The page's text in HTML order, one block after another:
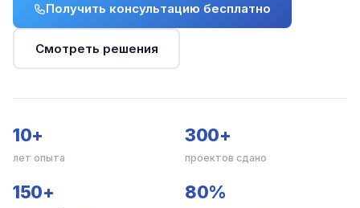
Получить консультацию бесплатно
Смотреть решения
10+
лет опыта
300+
проектов сдано
150+ 80%